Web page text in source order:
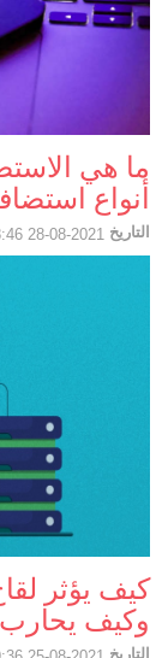
ما هي
أنواع
التاريخ
كيف يؤثر
وكيف يحارب
التاريخ